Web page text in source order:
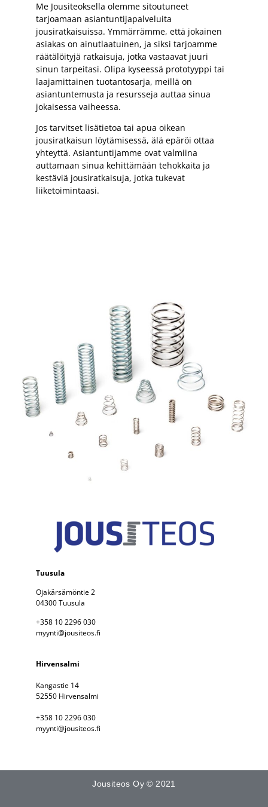
Me Jousiteoksella olemme sitoutuneet
tarjoamaan asiantuntijapalveluita
jousiratkaisuissa. Ymmärrämme, että jokainen
asiakas on ainutlaatuinen, ja siksi tarjoamme
räätälöityjä ratkaisuja, jotka vastaavat juuri
sinun tarpeitasi. Olipa kyseessä prototyyppi tai
laajamittainen tuotantosarja, meillä on
asiantuntemusta ja resursseja auttaa sinua
jokaisessa vaiheessa.
Jos tarvitset lisätietoa tai apua oikean
jousiratkaisun löytämisessä, älä epäröi ottaa
yhteyttä. Asiantuntijamme ovat valmiina
auttamaan sinua kehittämään tehokkaita ja
kestäviä jousiratkaisuja, jotka tukevat
liiketoimintaasi.
Tuusula
Ojakärsämöntie 2
04300 Tuusula
+358 10 2296 030
myynti@jousiteos.fi
Hirvensalmi
Kangastie 14
52550 Hirvensalmi
+358 10 2296 030
myynti@jousiteos.fi
Jousiteos Oy © 2021